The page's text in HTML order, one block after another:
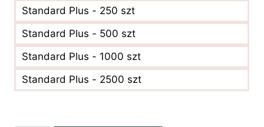
Standard Plus - 250 szt
Standard Plus - 500 szt
Standard Plus - 1000 szt
Standard Plus - 2500 szt